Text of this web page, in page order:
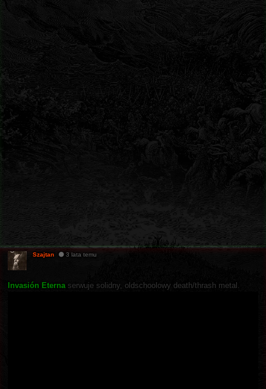
Szajtan 3 lata temu
Invasión Eterna serwuje solidny, oldschoolowy death/thrash metal.